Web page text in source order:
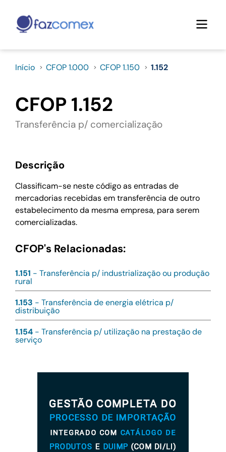
Início CFOP 1.000 CFOP 1.150 1.152
CFOP 1.152
Transferência p/ comercialização
Descrição
Classificam-se neste código as entradas de
mercadorias recebidas em transferência de outro
estabelecimento da mesma empresa, para serem
comercializadas.
CFOP's Relacionadas:
1.151 - Transferência p/ industrialização ou produção
rural
1.153 - Transferência de energia elétrica p/
distribuição
1.154 - Transferência p/ utilização na prestação de
serviço